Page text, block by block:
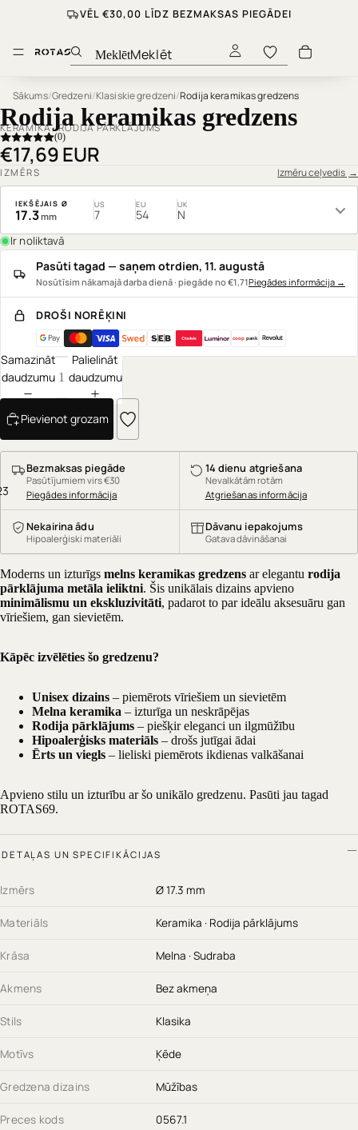
VĒL €30,00 LĪDZ BEZMAKSAS PIEGĀDEI
Meklēt
Sākums/Gredzeni/Klasiskie gredzeni/Rodija keramikas gredzens
3
Rodija keramikas gredzens
KERAMIKA · RODIJA PĀRKLĀJUMS
(0)
€17,69 EUR
IZMĒRS Izmēru ceļvedis →
IEKŠĒJAIS Ø
17.3mm
US
7
EU
54
UK
N
Ir noliktavā
Pasūti tagad — saņem otrdien, 11. augustā
Nosūtīsim nākamajā darba dienā · piegāde no €1,71Piegādes informācija →
DROŠI NORĒĶINI
cooppank
Samazināt
daudzumu
Palielināt
daudzumu
Pievienot grozam
Bezmaksas piegāde
Pasūtījumiem virs €30
Piegādes informācija
14 dienu atgriešana
Nevalkātām rotām
Atgriešanas informācija
Nekairina ādu
Hipoalerģiski materiāli
Dāvanu iepakojums
Gatava dāvināšanai
Moderns un izturīgs melns keramikas gredzens ar elegantu rodija
pārklājuma metāla ieliktni. Šis unikālais dizains apvieno
minimālismu un ekskluzivitāti, padarot to par ideālu aksesuāru gan
vīriešiem, gan sievietēm.
Kāpēc izvēlēties šo gredzenu?
Unisex dizains – piemērots vīriešiem un sievietēm
Melna keramika – izturīga un neskrāpējas
Rodija pārklājums – piešķir eleganci un ilgmūžību
Hipoalerģisks materiāls – drošs jutīgai ādai
Ērts un viegls – lieliski piemērots ikdienas valkāšanai
Apvieno stilu un izturību ar šo unikālo gredzenu. Pasūti jau tagad
ROTAS69.
DETAĻAS UN SPECIFIKĀCIJAS
Izmērs Ø 17.3 mm
Materiāls Keramika · Rodija pārklājums
Krāsa Melna · Sudraba
Akmens Bez akmeņa
Stils Klasika
Motīvs Ķēde
Gredzena dizains Mūžības
Preces kods 0567.1